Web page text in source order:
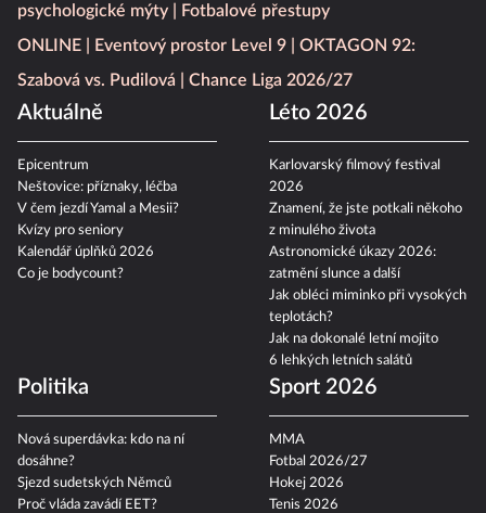
psychologické mýty
Fotbalové přestupy
ONLINE
Eventový prostor Level 9
OKTAGON 92:
Szabová vs. Pudilová
Chance Liga 2026/27
Aktuálně
Epicentrum
Neštovice: příznaky, léčba
V čem jezdí Yamal a Mesii?
Kvízy pro seniory
Kalendář úplňků 2026
Co je bodycount?
Léto 2026
Karlovarský filmový festival
2026
Znamení, že jste potkali někoho
z minulého života
Astronomické úkazy 2026:
zatmění slunce a další
Jak obléci miminko při vysokých
teplotách?
Jak na dokonalé letní mojito
6 lehkých letních salátů
Politika
Nová superdávka: kdo na ní
dosáhne?
Sjezd sudetských Němců
Proč vláda zavádí EET?
Sport 2026
MMA
Fotbal 2026/27
Hokej 2026
Tenis 2026